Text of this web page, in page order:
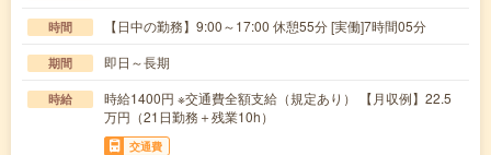
時間 【日中の勤務】9:00～17:00 休憩55分 [実働]7時間05分
期間 即日～長期
時給
時給1400円 ※交通費全額支給（規定あり） 【月収例】22.5
万円（21日勤務＋残業10h）
交通費